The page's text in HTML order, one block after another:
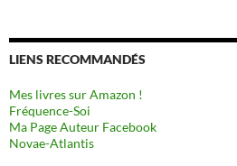
LIENS RECOMMANDÉS
Mes livres sur Amazon !
Fréquence-Soi
Ma Page Auteur Facebook
Novae-Atlantis